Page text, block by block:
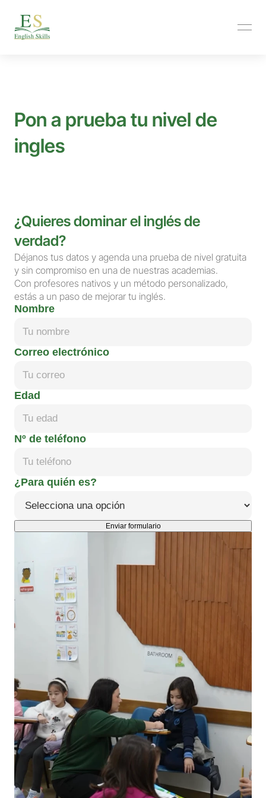
Pon a prueba tu nivel de
ingles
¿Quieres dominar el inglés de
verdad?
Déjanos tus datos y agenda una prueba de nivel gratuita
y sin compromiso en una de nuestras academias.
Con profesores nativos y un método personalizado,
estás a un paso de mejorar tu inglés.
Nombre
Correo electrónico
Edad
Nº de teléfono
¿Para quién es?
Enviar formulario